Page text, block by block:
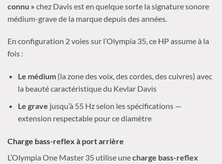
connu » chez Davis est en quelque sorte la signature sonore
médium-grave de la marque depuis des années.
En configuration 2 voies sur l’Olympia 35, ce HP assume à la
fois :
Le médium(la zone des voix, des cordes, des cuivres) avec
la beauté caractéristique du Kevlar Davis
Le grave jusqu’à 55 Hz selon les spécifications —
extension respectable pour ce diamètre
Charge bass-reflex à port arrière
L’Olympia One Master 35 utilise unecharge bass-reflex